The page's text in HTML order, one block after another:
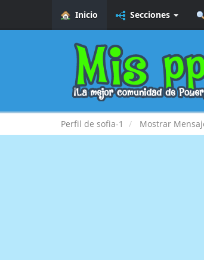
Inicio Secciones
Perfil de sofia-1 Mostrar